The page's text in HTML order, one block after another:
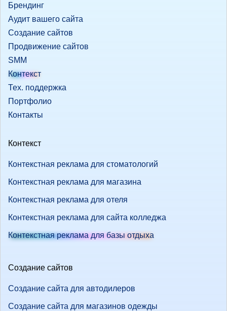
Брендинг
Аудит вашего сайта
Создание сайтов
Продвижение сайтов
SMM
Контекст
Тех. поддержка
Портфолио
Контакты
Контекст
Контекстная реклама для стоматологий
Контекстная реклама для магазина
Контекстная реклама для отеля
Контекстная реклама для сайта колледжа
Контекстная реклама для базы отдыха
Создание сайтов
Создание сайта для автодилеров
Создание сайта для магазинов одежды